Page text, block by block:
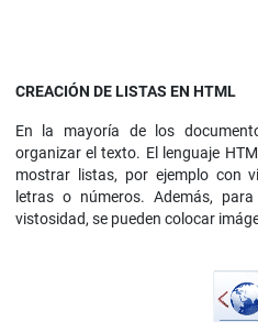
CREACIÓN DE LISTAS EN HTML
En la mayoría de los
organizar el texto. El lenguaje
mostrar listas, por ejemplo con
letras o números. Además,
vistosidad, se pueden colocar